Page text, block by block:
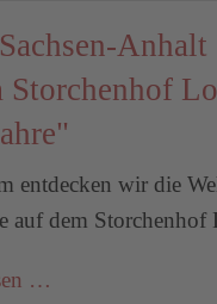
Anhalt
Storchenhof
entdecken wir die
auf dem
…